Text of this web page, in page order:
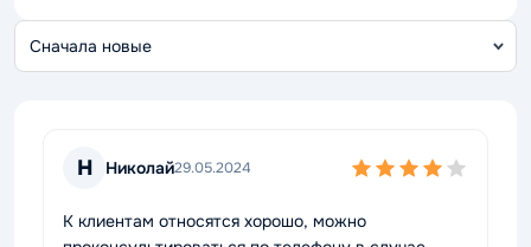
Н Николай29.05.2024
К клиентам относятся хорошо, можно